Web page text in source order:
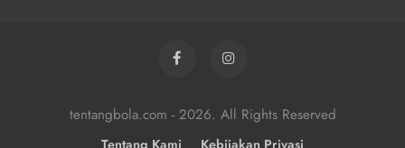
tentangbola.com - 2026. All Rights Reserved
Tentang Kami Kebijakan Privasi